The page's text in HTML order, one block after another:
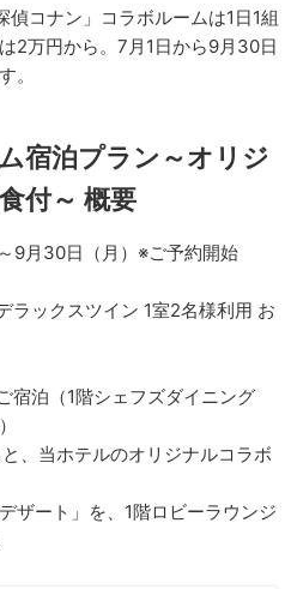
偵コナン」コラボルームは1日1組
2万円から。7月1日から9月30日
。
宿泊プラン～オリジ
付～ 概要
9月30日（月）※ご予約開始
ラックスツイン 1室2名様利用 お
宿泊（1階シェフズダイニング
、当ホテルのオリジナルコラボ
ザート」を、1階ロビーラウンジ